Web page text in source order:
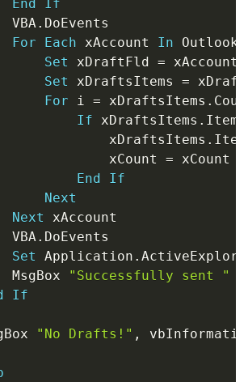
End
If
VBA
. DoEvents
For
Each xAccount In Outlook
Set xDraftFld = xAccount
Set xDraftsItems =
For i = xDraftsItems .
If xDraftsItems . Item
xDraftsItems
. Item
xCount
= xCount
End
If
Next
Next xAccount
VBA
. DoEvents
Set Application .
MsgBox
"Successfully sent "
If
"No Drafts!" ,